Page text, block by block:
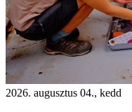
2026. augusztus 04., kedd